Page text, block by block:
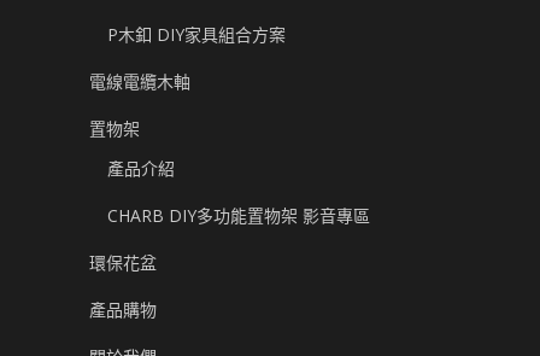
P木釦 DIY家具組合方案
電線電纜木軸
置物架
產品介紹
CHARB DIY多功能置物架 影音專區
環保花盆
產品購物